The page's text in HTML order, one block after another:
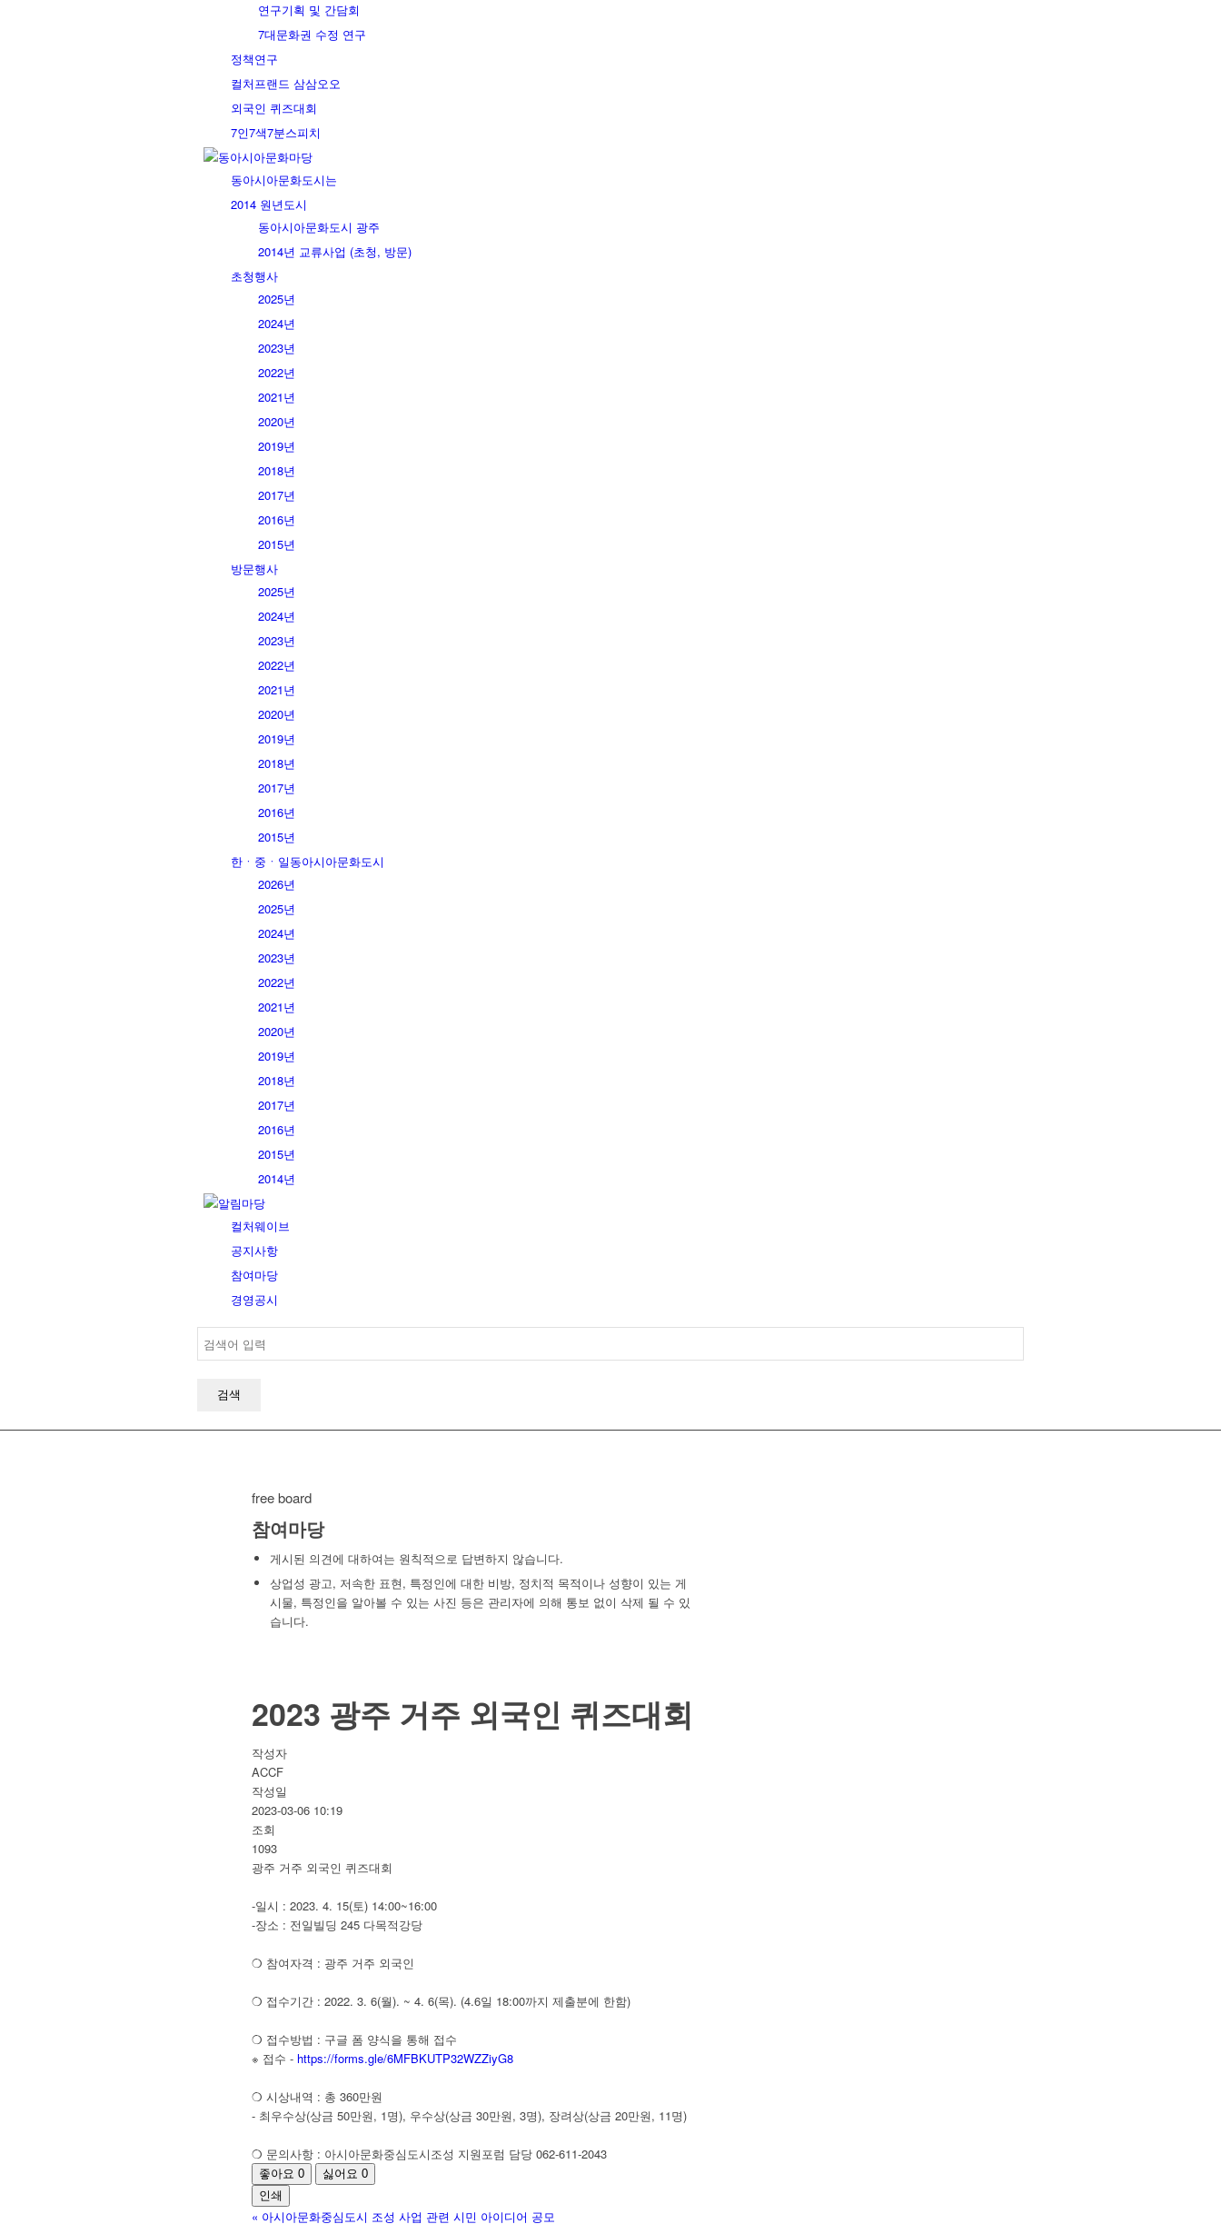
연구기획 및 간담회
7대문화권 수정 연구
정책연구
컬처프랜드 삼삼오오
외국인 퀴즈대회
7인7색7분스피치
동아시아문화마당
동아시아문화도시는
2014 원년도시
동아시아문화도시 광주
2014년 교류사업 (초청, 방문)
초청행사
2025년
2024년
2023년
2022년
2021년
2020년
2019년
2018년
2017년
2016년
2015년
방문행사
2025년
2024년
2023년
2022년
2021년
2020년
2019년
2018년
2017년
2016년
2015년
한ㆍ중ㆍ일동아시아문화도시
2026년
2025년
2024년
2023년
2022년
2021년
2020년
2019년
2018년
2017년
2016년
2015년
2014년
알림마당
컬처웨이브
공지사항
참여마당
경영공시
free board
참여마당
게시된 의견에 대하여는 원칙적으로 답변하지 않습니다.
상업성 광고, 저속한 표현, 특정인에 대한 비방, 정치적 목적이나 성향이 있는 게
시물, 특정인을 알아볼 수 있는 사진 등은 관리자에 의해 통보 없이 삭제 될 수 있
습니다.
2023 광주 거주 외국인 퀴즈대회
작성자
ACCF
작성일
2023-03-06 10:19
조회
1093
광주 거주 외국인 퀴즈대회
-일시 : 2023. 4. 15(토) 14:00~16:00
-장소 : 전일빌딩 245 다목적강당
❍ 참여자격 : 광주 거주 외국인
❍ 접수기간 : 2022. 3. 6(월). ~ 4. 6(목). (4.6일 18:00까지 제출분에 한함)
❍ 접수방법 : 구글 폼 양식을 통해 접수
※ 접수 - https://forms.gle/6MFBKUTP32WZZiyG8
❍ 시상내역 : 총 360만원
- 최우수상(상금 50만원, 1명), 우수상(상금 30만원, 3명), 장려상(상금 20만원, 11명)
❍ 문의사항 : 아시아문화중심도시조성 지원포럼 담당 062-611-2043
좋아요 0 싫어요 0
인쇄
« 아시아문화중심도시 조성 사업 관련 시민 아이디어 공모